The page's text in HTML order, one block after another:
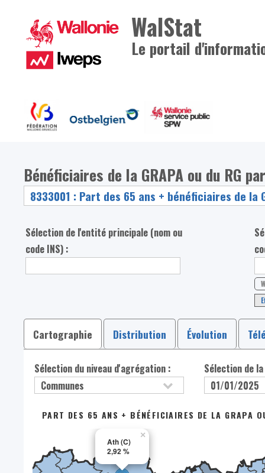
WalStat
Le portail
Bénéficiaires de la GRAPA ou du RG
Sélection de l'entité principale (nom ou
code INS) :
Cartographie Distribution Évolution
Sélection du niveau d'agrégation : Sélection de
Ath (C)
2,92 %
×
PART DES 65 ANS + BÉNÉFICIAIRES DE LA